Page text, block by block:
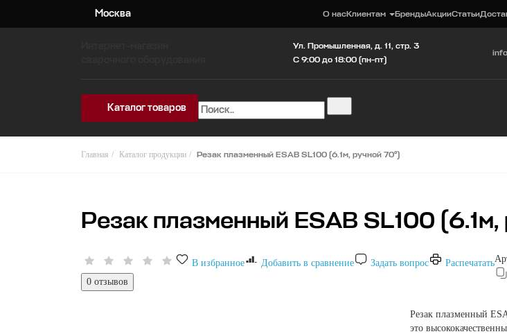
Москва О насКлиентам БрендыАкцииСтатьи
Ул. Промышленная, д. 11, стр. 3
C 9:00 до 18:00 (пн-пт)
Каталог товаров
Главная Каталог продукции Резак плазменный ESAB SL100 (6.1м, ручной 70°)
Резак плазменный ESAB SL100 (6.1м,
0 отзывов
В избранное Добавить в сравнение Задать вопрос Распечатать
Резак плазменный
это